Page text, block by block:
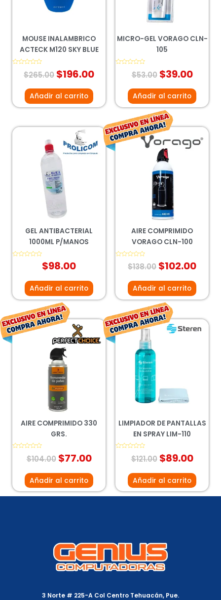
MOUSE INALAMBRICO
ACTECK M120 SKY BLUE
Valorado
$265.00 $196.00
Añadir al carrito
MICRO-GEL VORAGO CLN-
105
Valorado$53.00 $39.00
Añadir al carrito
GEL ANTIBACTERIAL
1000ML P/MANOS
$98.00
Añadir al carrito
AIRE COMPRIMIDO
VORAGO CLN-100
Valorado
$138.00
El
precio
original
era:
$138.00.
$102.00
Añadir al carrito
AIRE COMPRIMIDO 330
GRS.
Valorado
$104.00
El
precio
original
era:
$104.00.
$77.00
precio
Añadir al carrito
LIMPIADOR DE PANTALLAS
EN SPRAY LIM-110
Valorado$121.00
El
precio
$89.00
El
Añadir al carrito
3 Norte # 225-A Col Centro Tehuacán, Pue.